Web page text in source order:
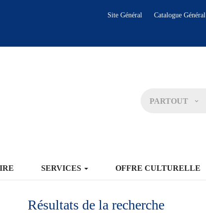
Site Général Catalogue Général
PARTOUT
SERVICES OFFRE CULTURELLE
Résultats de la recherche